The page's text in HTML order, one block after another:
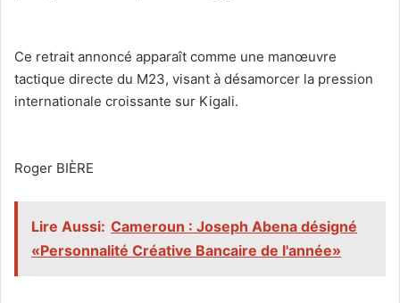
‎Ce retrait annoncé apparaît comme une manœuvre
tactique directe du M23, visant à désamorcer la pression
internationale croissante sur Kigali.
‎Roger BIÈRE
Lire Aussi: Cameroun : Joseph Abena désigné
«Personnalité Créative Bancaire de l'année»